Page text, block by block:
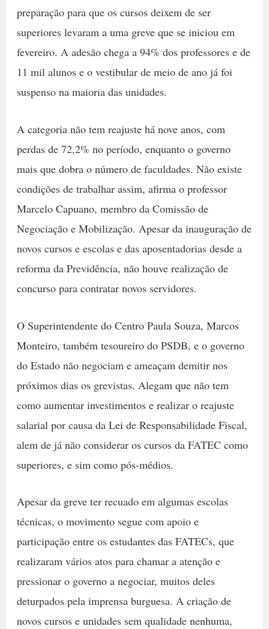
preparação para que os cursos deixem de ser
superiores levaram a uma greve que se iniciou em
fevereiro. A adesão chega a 94% dos professores e de
11 mil alunos e o vestibular de meio de ano já foi
suspenso na maioria das unidades.
A categoria não tem reajuste há nove anos, com
perdas de 72,2% no período, enquanto o governo
mais que dobra o número de faculdades. Não existe
condições de trabalhar assim, afirma o professor
Marcelo Capuano, membro da Comissão de
Negociação e Mobilização. Apesar da inauguração de
novos cursos e escolas e das aposentadorias desde a
reforma da Previdência, não houve realização de
concurso para contratar novos servidores.
O Superintendente do Centro Paula Souza, Marcos
Monteiro, também tesoureiro do PSDB, e o governo
do Estado não negociam e ameaçam demitir nos
próximos dias os grevistas. Alegam que não tem
como aumentar investimentos e realizar o reajuste
salarial por causa da Lei de Responsabilidade Fiscal,
alem de já não considerar os cursos da FATEC como
superiores, e sim como pós-médios.
Apesar da greve ter recuado em algumas escolas
técnicas, o movimento segue com apoio e
participação entre os estudantes das FATECs, que
realizaram vários atos para chamar a atenção e
pressionar o governo a negociar, muitos deles
deturpados pela imprensa burguesa. A criação de
novos cursos e unidades sem qualidade nenhuma,